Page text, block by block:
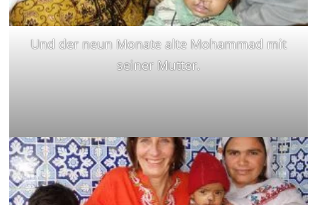
Und der neun Monate alte Mohammad mit
seiner Mutter.